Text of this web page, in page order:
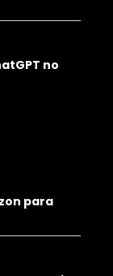
no
para